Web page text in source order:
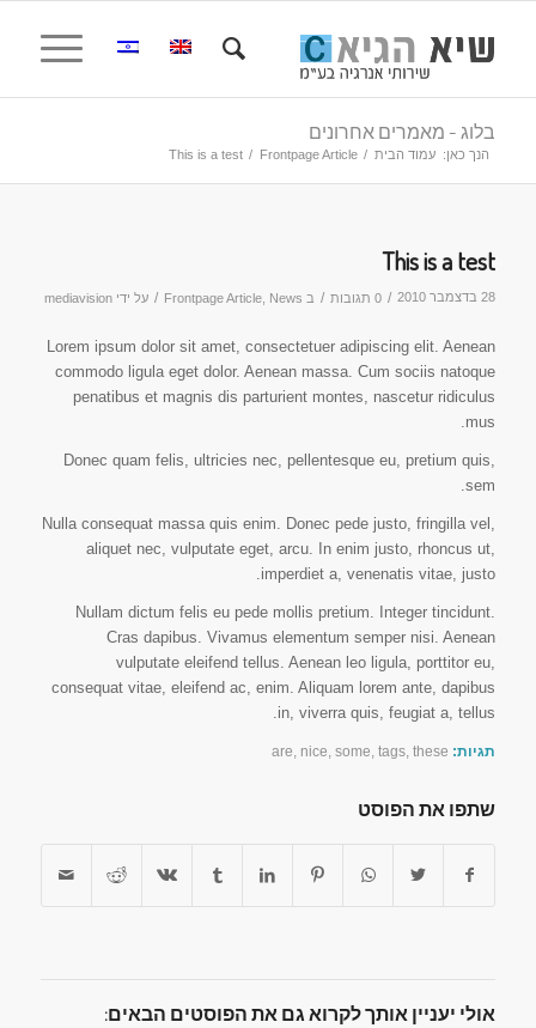
בלוג - מאמרים אחרונים
הנך כאן: עמוד הבית /
Frontpage Article
/
This is a test
This is a test
28 בדצמבר 2010 / 0 תגובות / ב Frontpage Article News
/ על ידי mediavision
Lorem ipsum dolor sit amet, consectetuer adipiscing elit. Aenean
commodo ligula eget dolor. Aenean massa. Cum sociis natoque
penatibus et magnis dis parturient montes, nascetur ridiculus
mus.
Donec quam felis, ultricies nec, pellentesque eu, pretium quis,
sem.
Nulla consequat massa quis enim. Donec pede justo, fringilla vel,
aliquet nec, vulputate eget, arcu. In enim justo, rhoncus ut,
imperdiet a, venenatis vitae, justo.
Nullam dictum felis eu pede mollis pretium. Integer tincidunt.
Cras dapibus. Vivamus elementum semper nisi. Aenean
vulputate eleifend tellus. Aenean leo ligula, porttitor eu,
consequat vitae, eleifend ac, enim. Aliquam lorem ante, dapibus
in, viverra quis, feugiat a, tellus.
תגיות: are nice ,some ,tags ,these
שתפו את הפוסט
אולי יעניין אותך לקרוא גם את הפוסטים הבאים: